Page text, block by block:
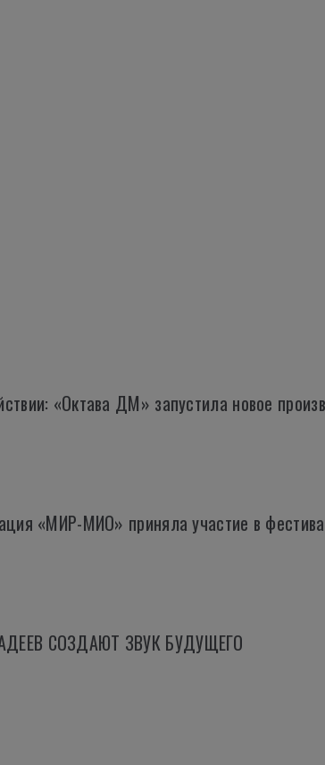
«Октава ДМ» запустила новое
«МИР-МИО» приняла участие в
СОЗДАЮТ ЗВУК БУДУЩЕГО